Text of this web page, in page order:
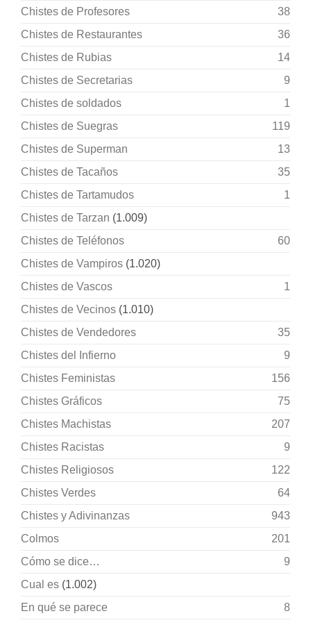
Chistes de Profesores
38
Chistes de Restaurantes
36
Chistes de Rubias
14
Chistes de Secretarias
9
Chistes de soldados
1
Chistes de Suegras
119
Chistes de Superman
13
Chistes de Tacaños
35
Chistes de Tartamudos
1
Chistes de Tarzan (1.009)
Chistes de Teléfonos
60
Chistes de Vampiros (1.020)
Chistes de Vascos
1
Chistes de Vecinos (1.010)
Chistes de Vendedores
35
Chistes del Infierno
9
Chistes Feministas
156
Chistes Gráficos
75
Chistes Machistas
207
Chistes Racistas
9
Chistes Religiosos
122
Chistes Verdes
64
Chistes y Adivinanzas
943
Colmos
201
Cómo se dice…
9
Cual es (1.002)
En qué se parece
8